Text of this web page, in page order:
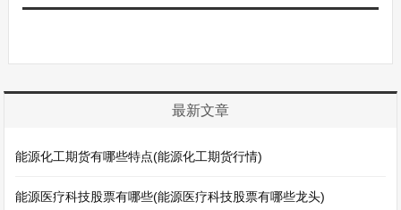
最新文章
能源化工期货有哪些特点(能源化工期货行情)
能源医疗科技股票有哪些(能源医疗科技股票有哪些龙头)